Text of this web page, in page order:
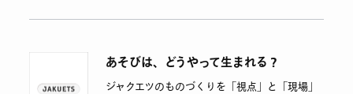
あそびは、どうやって生まれる？
ジャクエツのものづくりを「視点」と「現場」